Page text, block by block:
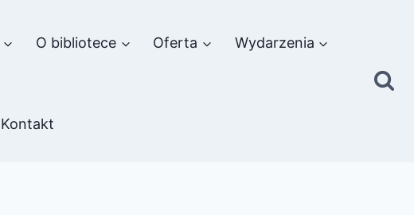
O bibliotece Oferta Wydarzenia
Kontakt